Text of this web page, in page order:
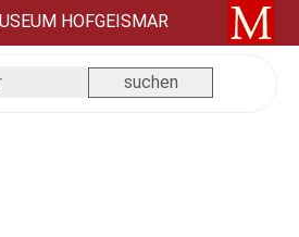
HOFGEISMAR